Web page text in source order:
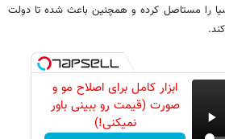
را مستاصل کرده و همچنین باعث شده تا دولت
ابزار کامل برای اصلاح مو و
صورت (قیمت رو ببینی باور
نمیکنی!)